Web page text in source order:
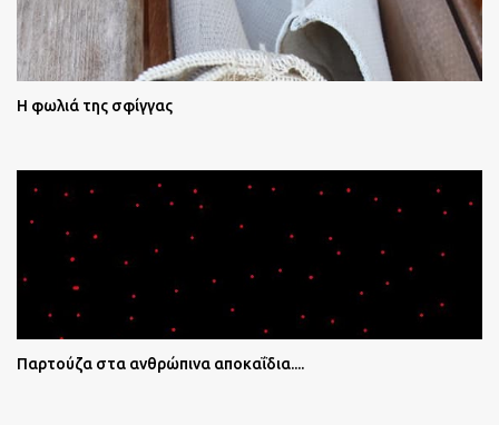
Η φωλιά της σφίγγας
Παρτούζα στα ανθρώπινα αποκαΐδια....